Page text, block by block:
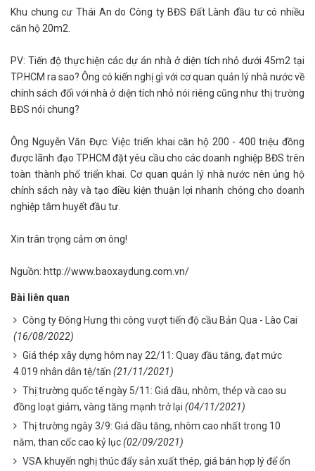
Khu chung cư Thái An do Công ty BĐS Đất Lành đầu tư có nhiều
căn hộ 20m2.
PV: Tiến độ thực hiện các dự án nhà ở diện tích nhỏ dưới 45m2 tại
TP.HCM ra sao? Ông có kiến nghị gì với cơ quan quản lý nhà nước về
chính sách đối với nhà ở diện tích nhỏ nói riêng cũng như thị trường
BĐS nói chung?
Ông Nguyễn Văn Đực: Việc triển khai căn hộ 200 - 400 triệu đồng
được lãnh đạo TP.HCM đặt yêu cầu cho các doanh nghiệp BĐS trên
toàn thành phố triển khai. Cơ quan quản lý nhà nước nên ủng hộ
chính sách này và tạo điều kiện thuận lợi nhanh chóng cho doanh
nghiệp tâm huyết đầu tư.
Xin trân trọng cảm ơn ông!
Nguồn: http://www.baoxaydung.com.vn/
Bài liên quan
Công ty Đông Hưng thi công vượt tiến độ cầu Bản Qua - Lào Cai
(16/08/2022)
Giá thép xây dựng hôm nay 22/11: Quay đầu tăng, đạt mức
4.019 nhân dân tệ/tấn (21/11/2021)
Thị trường quốc tế ngày 5/11: Giá dầu, nhôm, thép và cao su
đồng loạt giảm, vàng tăng mạnh trở lại (04/11/2021)
Thị trường ngày 3/9: Giá dầu tăng, nhôm cao nhất trong 10
năm, than cốc cao kỷ lục(02/09/2021)
VSA khuyến nghị thúc đẩy sản xuất thép, giá bán hợp lý để ổn